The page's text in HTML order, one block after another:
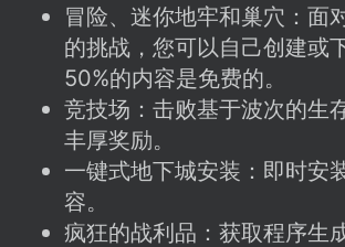
潮涌核心
永久赞助者
11-27 02:06
电脑端 社区规则
议贴】SodaMC 的改进与建议 🧃
社区的建议&反馈板块，欢迎每
在这里畅所欲言，提出你对 社区功能
、管理方式等方面 的任何想法！...
冒险、迷你地牢和巢穴：面
的挑战，您可以自己创建或
50%的内容是免费的。
竞技场：击败基于波次的生
丰厚奖励。
一键式地下城安装：即时安
容。
疯狂的战利品：获取程序生